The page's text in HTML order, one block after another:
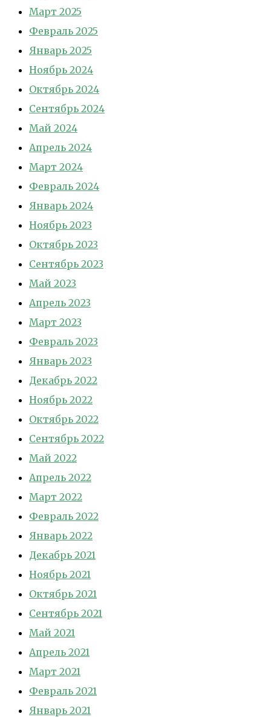
Март 2025
Февраль 2025
Январь 2025
Ноябрь 2024
Октябрь 2024
Сентябрь 2024
Май 2024
Апрель 2024
Март 2024
Февраль 2024
Январь 2024
Ноябрь 2023
Октябрь 2023
Сентябрь 2023
Май 2023
Апрель 2023
Март 2023
Февраль 2023
Январь 2023
Декабрь 2022
Ноябрь 2022
Октябрь 2022
Сентябрь 2022
Май 2022
Апрель 2022
Март 2022
Февраль 2022
Январь 2022
Декабрь 2021
Ноябрь 2021
Октябрь 2021
Сентябрь 2021
Май 2021
Апрель 2021
Март 2021
Февраль 2021
Январь 2021